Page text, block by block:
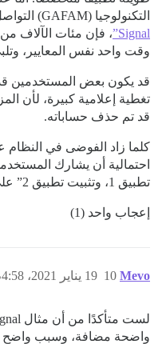
التكنولوجيا (GAFAM) التواصل، ويعلن إيلون ماسك
Signal” ، فإن مئات الآلاف
وقت واحد نفس المعايير،
قد يكون بعض المستخدمين
تغطية إعلامية كبيرة، لأن
قد تم حذف حساباته.
كلما زاد الفوضى في النظام
احتمالية أن يشارك
تطبيق 1، وتثبيت تطبيق 2” على نطاق واسع.
إعجاب واحد (1)
Mevo 19 يناير 2021، 4:58م 10
واضحة مضافة، وسبب واضح